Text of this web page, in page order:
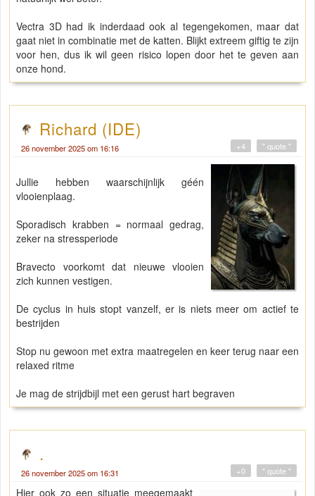
Vectra 3D had ik inderdaad ook al tegengekomen, maar dat
gaat niet in combinatie met de katten. Blijkt extreem giftig te zijn
voor hen, dus ik wil geen risico lopen door het te geven aan
onze hond.
Richard (IDE)
26 november 2025 om 16:16 " quote "
+4
Jullie hebben waarschijnlijk géén
vlooienplaag.
Sporadisch krabben = normaal gedrag,
zeker na stressperiode
Bravecto voorkomt dat nieuwe vlooien
zich kunnen vestigen.
De cyclus in huis stopt vanzelf, er is niets meer om actief te
bestrijden
Stop nu gewoon met extra maatregelen en keer terug naar een
relaxed ritme
Je mag de strijdbijl met een gerust hart begraven
.
26 november 2025 om 16:31 " quote "
+0
Hier ook zo een situatie meegemaakt